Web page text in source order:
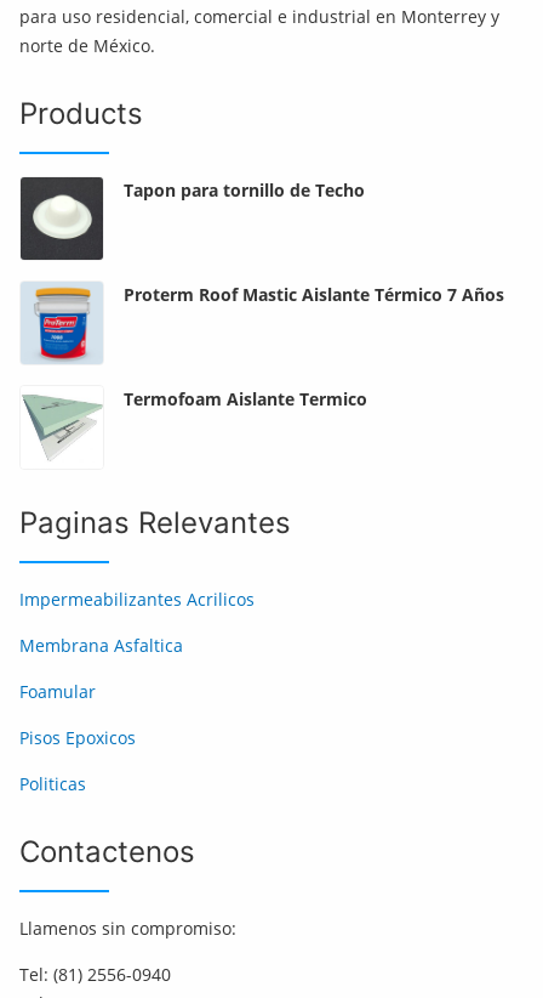
para uso residencial, comercial e industrial en Monterrey y
norte de México.
Products
Tapon para tornillo de Techo
Proterm Roof Mastic Aislante Térmico 7 Años
Termofoam Aislante Termico
Paginas Relevantes
Impermeabilizantes Acrilicos
Membrana Asfaltica
Foamular
Pisos Epoxicos
Politicas
Contactenos
Llamenos sin compromiso:
Tel: (81) 2556-0940